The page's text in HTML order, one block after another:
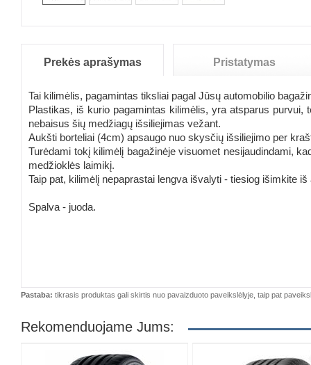
Prekės aprašymas Pristatymas
Tai kilimėlis, pagamintas tiksliai pagal Jūsų automobilio
Plastikas, iš kurio pagamintas kilimėlis, yra atsparus
nebaisus šių medžiagų išsiliejimas vežant.
Aukšti borteliai (4cm) apsaugo nuo skysčių išsiliejimo per
Turėdami tokį kilimėlį bagažinėje visuomet nesijaudindami,
medžioklės laimikį.
Taip pat, kilimėlį nepaprastai lengva išvalyti - tiesiog išimkite
Spalva - juoda.
Pastaba: tikrasis produktas gali skirtis nuo pavaizduoto paveikslėlyje, taip pat
Rekomenduojame Jums: